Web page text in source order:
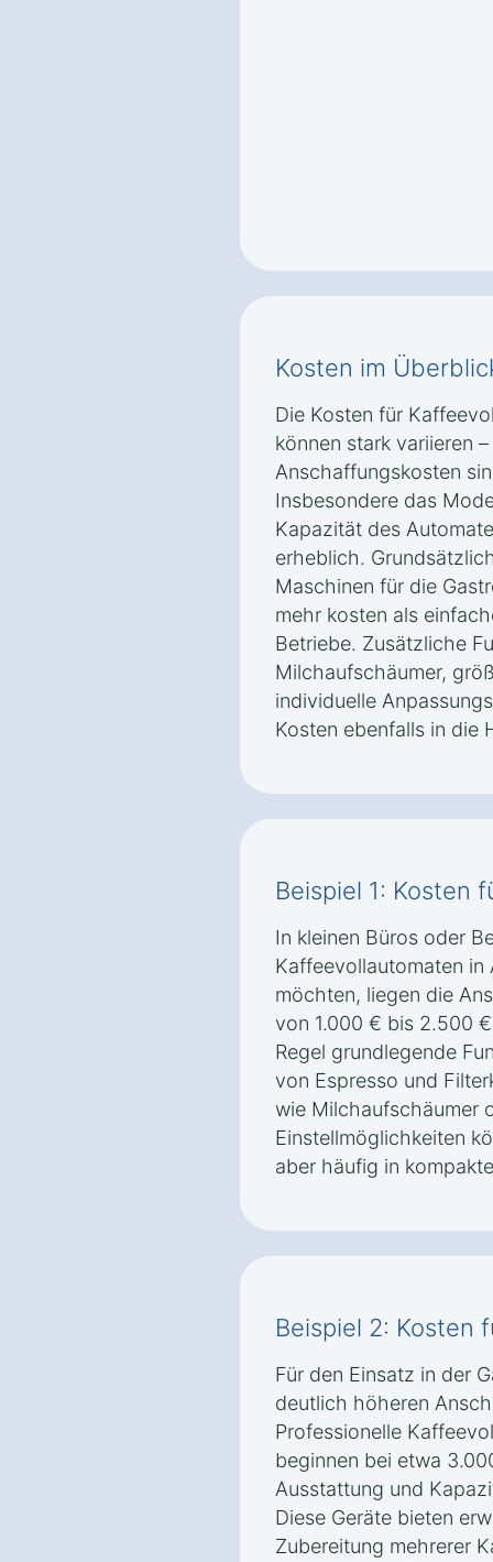
Kosten im
Die Kosten für
können stark variieren
Anschaffungskosten
Insbesondere das
Kapazität des
erheblich.
Maschinen für die
mehr kosten als
Betriebe. Zusätzliche
Milchaufschäumer,
individuelle
Kosten ebenfalls in die
Beispiel 1: Kosten
In kleinen Büros oder
Kaffeevollautomaten
möchten, liegen die
von 1.000 € bis 2.500
Regel grundlegende
von Espresso und
wie Milchaufschäumer
Einstellmöglichkeiten
aber häufig in
Beispiel 2: Kosten
Für den Einsatz in der
deutlich höheren
Professionelle
beginnen bei etwa
Ausstattung und
Diese Geräte bieten
Zubereitung mehrerer